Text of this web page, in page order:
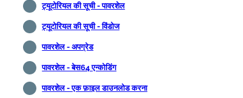
ट्यूटोरियल की सूची - पावरशेल
ट्यूटोरियल की सूची - विंडोज
पावरशेल - अपग्रेड
पावरशेल - बेस64 एन्कोडिंग
पावरशेल - एक फ़ाइल डाउनलोड करना